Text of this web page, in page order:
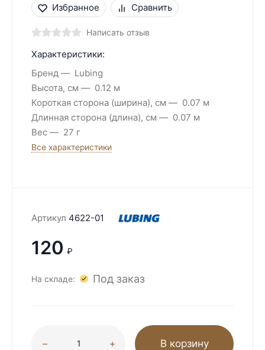
Избранное Сравнить
Написать отзыв
Характеристики:
Бренд
Lubing
Высота, см
0.12 м
Короткая сторона (ширина), см
0.07 м
Длинная сторона (длина), см
0.07 м
Вес
27 г
Все характеристики
Артикул 4622-01
120 ₽
На складе: Под заказ
В корзину